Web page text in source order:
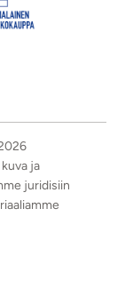
ja
juridisiin